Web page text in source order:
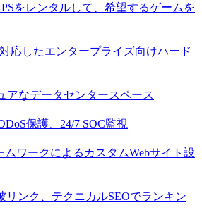
をレンタルして、希望するゲームを
応したエンタープライズ向けハード
アなデータセンタースペース
保護、24/7 SOC監視
ムワークによるカスタムWebサイト設
リンク、テクニカルSEOでランキン